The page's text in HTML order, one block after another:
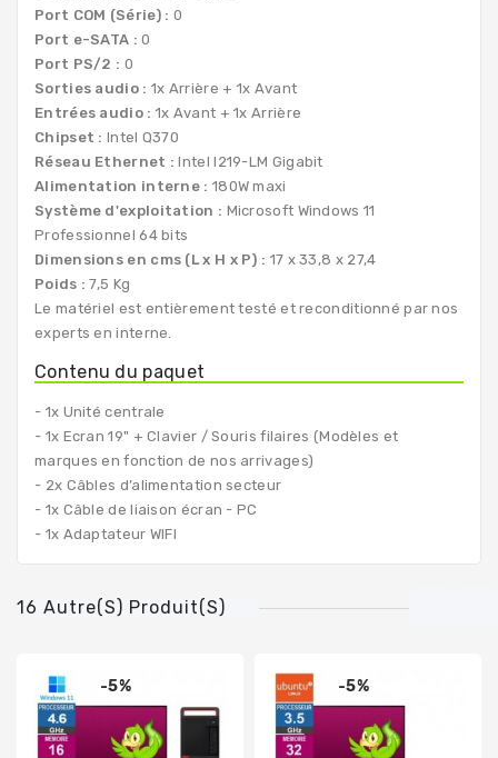
Port COM (Série) : 0
Port e-SATA : 0
Port PS/2 : 0
Sorties audio : 1x Arrière + 1x Avant
Entrées audio : 1x Avant + 1x Arrière
Chipset : Intel Q370
Réseau Ethernet :Intel I219-LM Gigabit
Alimentation interne : 180W maxi
Système d'exploitation : Microsoft Windows 11
Professionnel 64 bits
Dimensions en cms (L x H x P) : 17 x 33,8 x 27,4
Poids :7,5 Kg
Le matériel est entièrement testé et reconditionné par nos
experts en interne.
Contenu du paquet
- 1x Unité centrale
- 1x Ecran 19" + Clavier / Souris filaires (Modèles et
marques en fonction de nos arrivages)
- 2x Câbles d’alimentation secteur
- 1x Câble de liaison écran - PC
- 1x Adaptateur WIFI
16 Autre(s) Produit(s)
-5% -5%